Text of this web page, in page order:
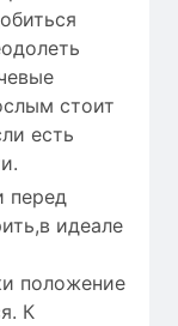
стоит
есть
перед
идеале
положение
К